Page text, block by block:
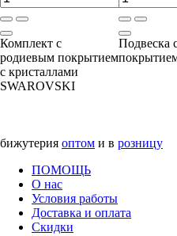
Комплект с
родиевым покрытием
с кристаллами
SWAROVSKI
Подвеска
бижутерия оптом и в розницу
ПОМОЩЬ
О нас
Условия работы
Доставка и оплата
Скидки